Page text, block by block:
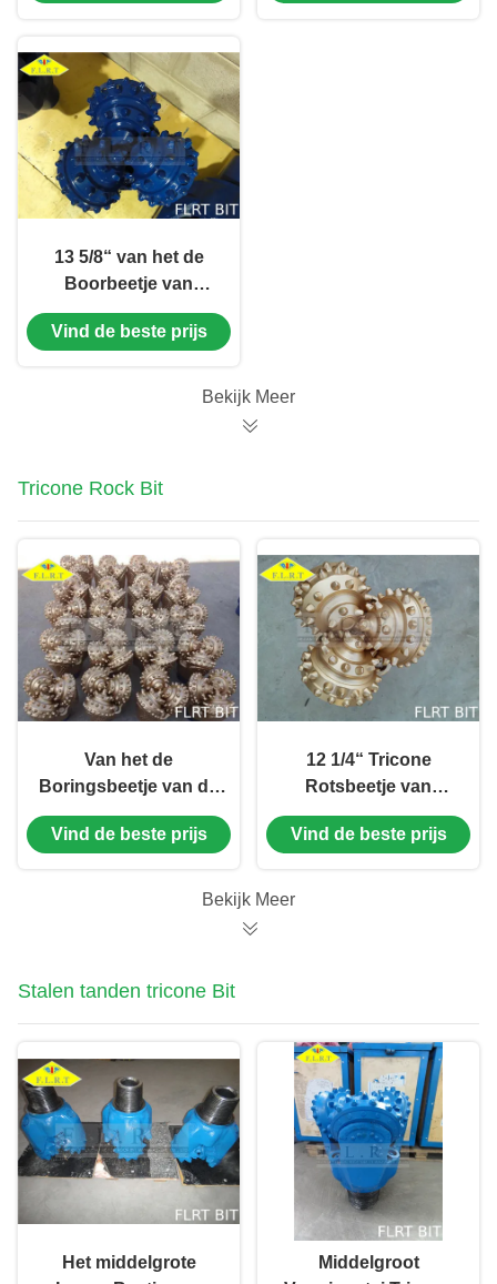
13 5/8“ van het de
Boorbeetje van
FSA517G Tricone
Tandbeetje/Staal met
Vind de beste prijs
Bekijk Meer
Tricone Rock Bit
Van het de
Boringsbeetje van de
waterput Proefbeetje
311.2mm/HDD de
Vind de beste prijs
12 1/4“ Tricone
Rotsbeetje van
FA517G voor
Middelgrote Harde
Vind de beste prijs
Bekijk Meer
Stalen tanden tricone Bit
Het middelgrote
Middelgroot